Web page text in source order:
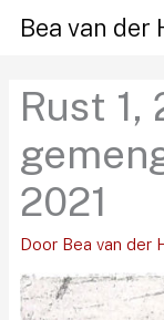
naar
inhoud
Bea van der
Rust 1,
2021
Door Bea van der